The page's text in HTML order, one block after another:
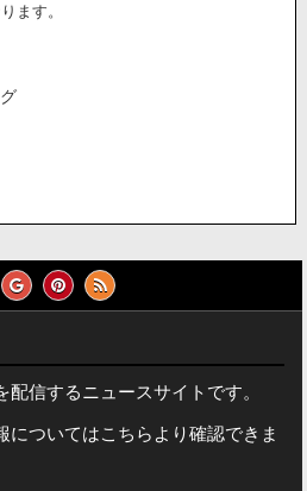
ます。
信するニュースサイトです。
についてはこちらより確認できま